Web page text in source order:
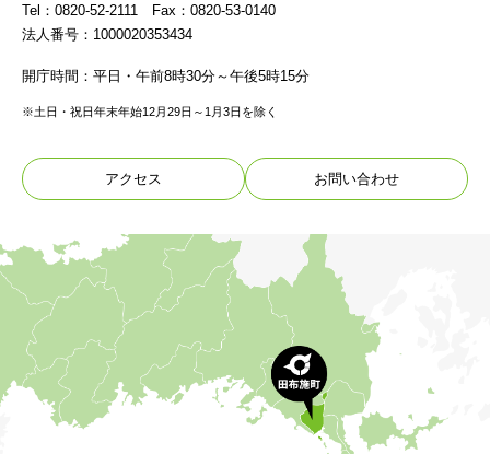
Tel：0820-52-2111 Fax：0820-53-0140
法人番号：1000020353434
開庁時間：平日・午前8時30分～午後5時15分
※土日・祝日年末年始12月29日～1月3日を除く
アクセス お問い合わせ